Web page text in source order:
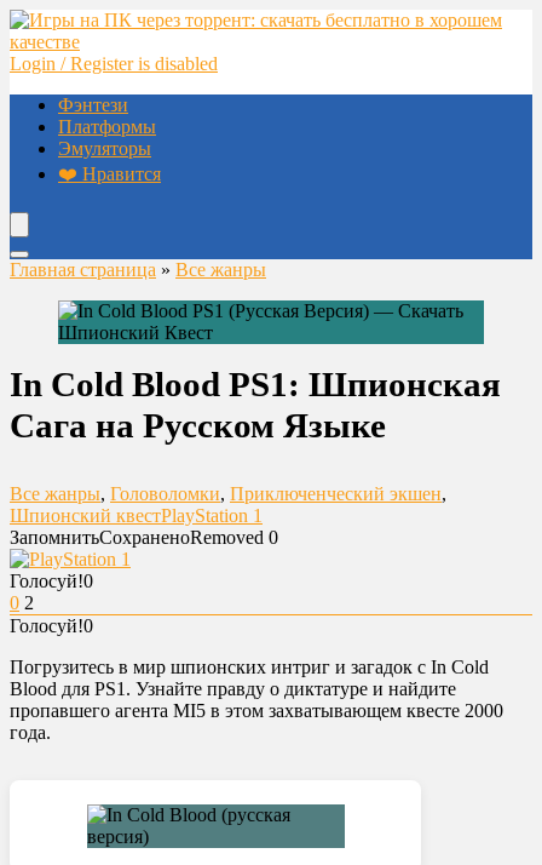
Login / Register is disabled
Фэнтези
Платформы
Эмуляторы
❤️ Нравится
Главная страница » Все жанры
In Cold Blood PS1: Шпионская
Сага на Русском Языке
Все жанры, Головоломки, Приключенческий экшен,
Шпионский квестPlayStation 1
ЗапомнитьСохраненоRemoved 0
Голосуй!0
0 2
Голосуй!0
Погрузитесь в мир шпионских интриг и загадок с In Cold
Blood для PS1. Узнайте правду о диктатуре и найдите
пропавшего агента MI5 в этом захватывающем квесте 2000
года.